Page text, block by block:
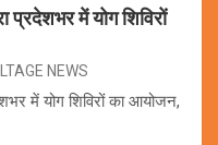
प्रदेशभर में योग शिविरों
NEWS
में योग शिविरों का आयोजन,